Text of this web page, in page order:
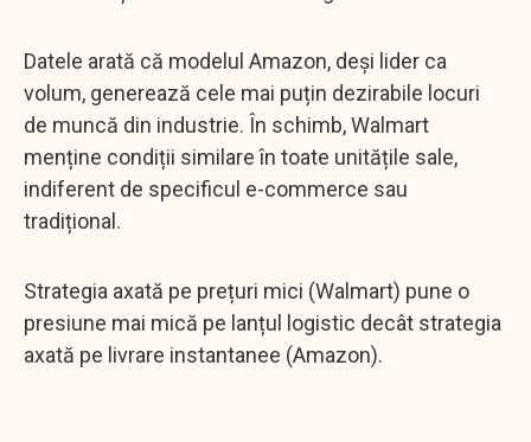
Datele arată că modelul Amazon, deși lider ca
volum, generează cele mai puțin dezirabile locuri
de muncă din industrie. În schimb, Walmart
menține condiții similare în toate unitățile sale,
indiferent de specificul e-commerce sau
tradițional.
Strategia axată pe prețuri mici (Walmart) pune o
presiune mai mică pe lanțul logistic decât strategia
axată pe livrare instantanee (Amazon).